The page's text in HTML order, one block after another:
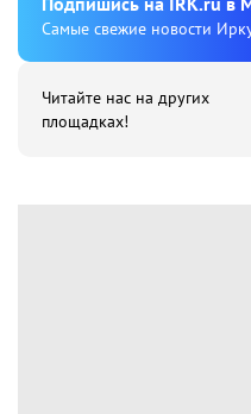
Cамые свежие новости
Читайте нас на других
площадках!